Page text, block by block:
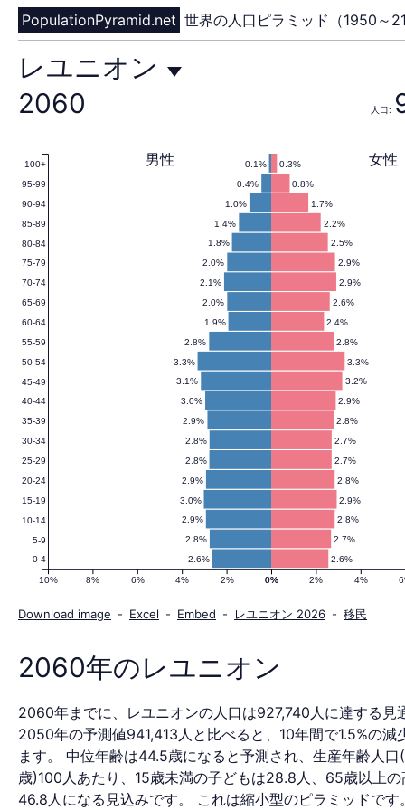
PopulationPyramid.net 世界の人口ピラミッド（1950～
レ
ユ
ニ
オ
ン
の
人
口
ピ
ラ
レユニオン
2060
人口:
2.6%
2.6%
2.7%
2.8%
2.8%
2.9%
2.9%
3.0%
2.8%
2.9%
2.7%
2.8%
2.7%
2.8%
2.8%
2.9%
2.9%
3.0%
3.2%
3.1%
3.3%
3.3%
2.8%
2.8%
2.4%
1.9%
2.6%
2.0%
2.9%
2.1%
2.9%
2.0%
2.5%
1.8%
2.2%
1.4%
1.7%
1.0%
0.8%
0.4%
0.3%
0.1% 女性
男性
0% 2% 4%
10% 8% 6% 4% 2% 0%
0-4
5-9
10-14
15-19
20-24
25-29
30-34
35-39
40-44
45-49
50-54
55-59
60-64
65-69
70-74
75-79
80-84
85-89
90-94
95-99
100+
Download image - Excel - Embed - レユニオン 2026 - 移民
2060年のレユニオン
2060年までに、レユニオンの人口は927,740人に達する見
2050年の予測値941,413人と比べると、10年間で1.5%の減
ます。 中位年齢は44.5歳になると予測され、生産年齢人
歳)100人あたり、15歳未満の子どもは28.8人、65歳以上
46.8人になる見込みです。 これは縮小型のピラミッドです